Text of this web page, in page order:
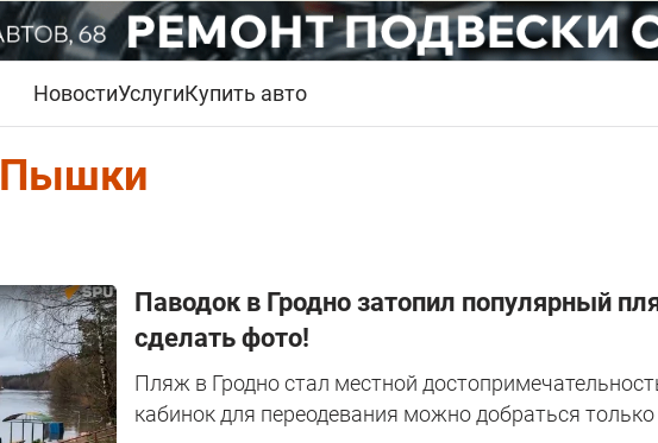
НовостиУслугиКупить авто
Пышки
Паводок в Гродно затопил популярный
сделать фото!
Пляж в Гродно стал местной
кабинок для переодевания можно добраться только